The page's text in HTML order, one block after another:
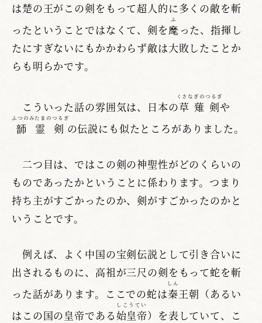
は楚の王がこの剣をもって超人的に多くの敵を斬
ったということではなくて、剣を麾
ふ
った、指揮し
たにすぎないにもかかわらず敵は大敗したことか
らも明らかです。
こういった話の雰囲気は、日本の草薙剣
くさなぎのつるぎ
や
韴霊剣
ふつのみたまのつるぎ
の伝説にも似たところがありました。
二つ目は、ではこの剣の神聖性がどのくらいの
ものであったかということに係わります。つまり
持ち主がすごかったのか、剣がすごかったのかと
いうことです。
例えば、よく中国の宝剣伝説として引き合いに
出されるものに、高祖が三尺の剣をもって蛇を斬
った話があります。ここでの蛇は秦
しん
王朝（あるい
はこの国の皇帝である始皇帝
しこうてい
）を表していて、こ